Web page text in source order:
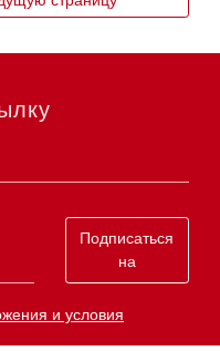
Подписаться
на
и условия